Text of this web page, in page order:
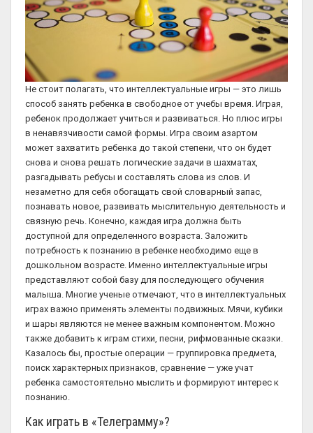
Не стоит полагать, что интеллектуальные игры — это лишь
способ занять ребенка в свободное от учебы время. Играя,
ребенок продолжает учиться и развиваться. Но плюс игры
в ненавязчивости самой формы. Игра своим азартом
может захватить ребенка до такой степени, что он будет
снова и снова решать логические задачи в шахматах,
разгадывать ребусы и составлять слова из слов. И
незаметно для себя обогащать свой словарный запас,
познавать новое, развивать мыслительную деятельность и
связную речь. Конечно, каждая игра должна быть
доступной для определенного возраста. Заложить
потребность к познанию в ребенке необходимо еще в
дошкольном возрасте. Именно интеллектуальные игры
представляют собой базу для последующего обучения
малыша. Многие ученые отмечают, что в интеллектуальных
играх важно применять элементы подвижных. Мячи, кубики
и шары являются не менее важным компонентом. Можно
также добавить к играм стихи, песни, рифмованные сказки.
Казалось бы, простые операции — группировка предмета,
поиск характерных признаков, сравнение — уже учат
ребенка самостоятельно мыслить и формируют интерес к
познанию.
Как играть в «Телеграмму»?